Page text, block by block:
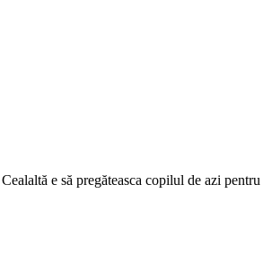
e să pregăteasca copilul de azi pentru